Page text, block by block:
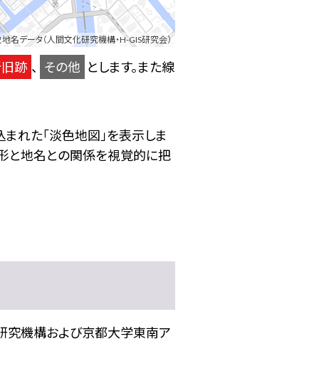
名データ（人間文化研究機構・H-GIS研究会）
跡 、 その他 とします。また線
れた「淡色地図」を表示しま
形と地名との関係を視覚的に把
究機構および京都大学東南ア